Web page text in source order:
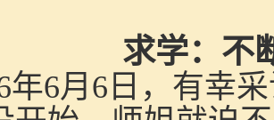
求学：不
年6月 6 日，有幸